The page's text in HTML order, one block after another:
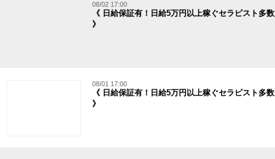
08/02 17:00
《 日給保証有！日給5万円以上稼ぐセラピスト多数
》
08/01 17:00
《 日給保証有！日給5万円以上稼ぐセラピスト多数
》